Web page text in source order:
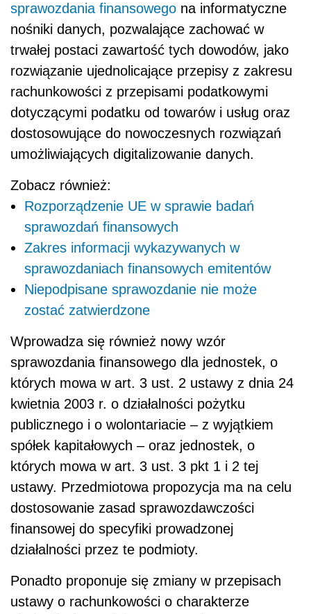
sprawozdania finansowego na informatyczne
nośniki danych, pozwalające zachować w
trwałej postaci zawartość tych dowodów, jako
rozwiązanie ujednolicające przepisy z zakresu
rachunkowości z przepisami podatkowymi
dotyczącymi podatku od towarów i usług oraz
dostosowujące do nowoczesnych rozwiązań
umożliwiających digitalizowanie danych.
Zobacz również:
Rozporządzenie UE w sprawie badań
sprawozdań finansowych
Zakres informacji wykazywanych w
sprawozdaniach finansowych emitentów
Niepodpisane sprawozdanie nie może
zostać zatwierdzone
Wprowadza się również nowy wzór
sprawozdania finansowego dla jednostek, o
których mowa w art. 3 ust. 2 ustawy z dnia 24
kwietnia 2003 r. o działalności pożytku
publicznego i o wolontariacie – z wyjątkiem
spółek kapitałowych – oraz jednostek, o
których mowa w art. 3 ust. 3 pkt 1 i 2 tej
ustawy. Przedmiotowa propozycja ma na celu
dostosowanie zasad sprawozdawczości
finansowej do specyfiki prowadzonej
działalności przez te podmioty.
Ponadto proponuje się zmiany w przepisach
ustawy o rachunkowości o charakterze